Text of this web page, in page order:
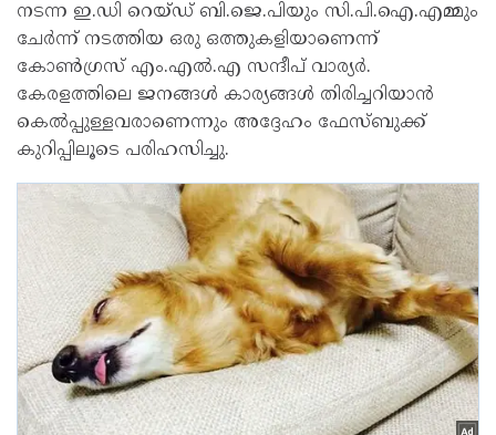
നടന്ന ഇ.ഡി റെയ്ഡ് ബി.ജെ.പിയും സി.പി.ഐ.എമ്മും
ചേർന്ന് നടത്തിയ ഒരു ഒത്തുകളിയാണെന്ന്
കോൺഗ്രസ് എം.എൽ.എ സന്ദീപ് വാര്യർ.
കേരളത്തിലെ ജനങ്ങൾ കാര്യങ്ങൾ തിരിച്ചറിയാൻ
കെൽപ്പുള്ളവരാണെന്നും അദ്ദേഹം ഫേസ്ബുക്ക്
കുറിപ്പിലൂടെ പരിഹസിച്ചു.